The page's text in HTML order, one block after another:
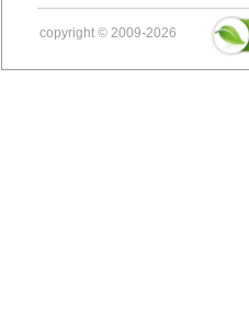
copyright © 2009-2026